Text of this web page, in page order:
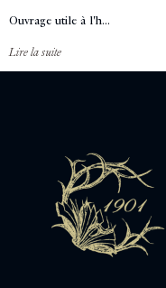
Ouvrage utile à l'h...
Lire la suite